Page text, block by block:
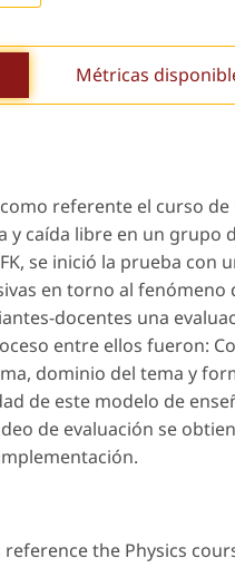
Métricas
referente el curso de
y caída libre en un grupo
se inició la prueba
en torno al
docentes una
entre ellos fueron:
dominio del tema y
de este modelo de
de evaluación se
the Physics